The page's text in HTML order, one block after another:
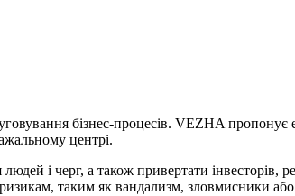
бізнес-процесів. VEZHA пропонує
центрі.
і черг, а також привертати інвесторів,
ризикам, таким як вандализм, зловмисники